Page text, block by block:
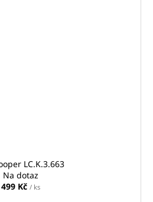
LC.K.3.663
Na dotaz
499 Kč / ks